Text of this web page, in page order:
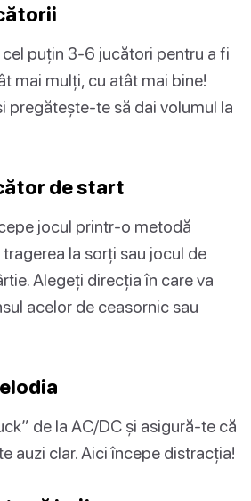
puțin 3-6 jucători pentru a fi
mai mulți, cu atât mai bine!
pregătește-te să dai volumul la
de start
jocul printr-o metodă
la sorți sau jocul de
Alegeți direcția în care va
acelor de ceasornic sau
de la AC/DC și asigură-te că
auzi clar. Aici începe distracția!